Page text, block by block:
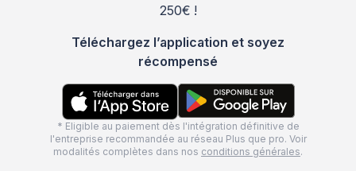
250€ !
Téléchargez l’application et soyez
récompensé
* Eligible au paiement dès l'intégration définitive de
l'entreprise recommandée au réseau Plus que pro. Voir
modalités complètes dans nos conditions générales.